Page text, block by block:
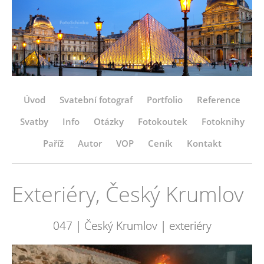
Úvod Svatební fotograf Portfolio
Reference
Svatby
Info Otázky Fotokoutek
Fotoknihy
Paříž
Autor VOP Ceník Kontakt
Exteriéry, Český Krumlov
047 | Český Krumlov | exteriéry